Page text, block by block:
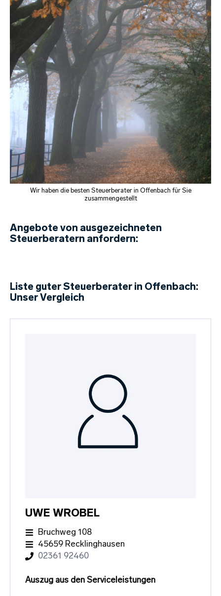
Wir haben die besten Steuerberater in Offenbach für Sie
zusammengestellt
Angebote von ausgezeichneten
Steuerberatern anfordern:
Liste guter Steuerberater in Offenbach:
Unser Vergleich
UWE WROBEL
Bruchweg 108
45659 Recklinghausen
02361 92460
Auszug aus den Serviceleistungen